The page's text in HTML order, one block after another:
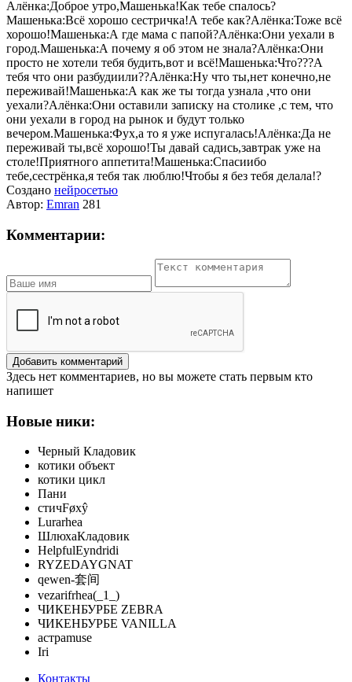
Алёнка:Доброе утро,Машенька!Как тебе спалось?
Машенька:Всё хорошо сестричка!А тебе как?Алёнка:Тоже всё
хорошо!Машенька:А где мама с папой?Алёнка:Они уехали в
город.Машенька:А почему я об этом не знала?Алёнка:Они
просто не хотели тебя будить,вот и всё!Машенька:Что???А
тебя что они разбудиили??Алёнка:Ну что ты,нет конечно,не
переживай!Машенька:А как же ты тогда узнала ,что они
уехали?Алёнка:Они оставили записку на столике ,с тем, что
они уехали в город на рынок и будут только
вечером.Машенька:Фух,а то я уже испугалась!Алёнка:Да не
переживай ты,всё хорошо!Ты давай садись,завтрак уже на
столе!Приятного аппетита!Машенька:Спасиибо
тебе,сестрёнка,я тебя так люблю!Чтобы я без тебя делала!?
Создано нейросетью
Автор: Emran 281
Комментарии:
Добавить комментарий
Здесь нет комментариев, но вы можете стать первым кто
напишет
Новые ники:
Черный Кладовик
котики объект
котики цикл
Пани
стичFøxŷ
Lurarhea
ШлюхаКладовик
HelpfulEyndridi
RYZEDAYGNAT
qewen-套间
vezarifrhea(_1_)
ЧИКЕНБУРБЕ ZEBRA
ЧИКЕНБУРБЕ VANILLA
астраmuse
Iri
Контакты